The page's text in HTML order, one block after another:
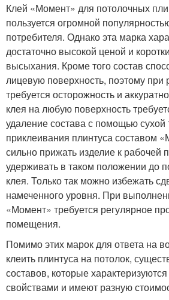
Клей «Момент» для потолочных
пользуется огромной
потребителя. Однако эта марка
достаточно высокой ценой и
высыхания. Кроме того состав
лицевую поверхность, поэтому при
требуется осторожность и
клея на любую поверхность
удаление состава с помощью сухой
приклеивания плинтуса составом
сильно прижать изделие к рабочей
удерживать в таком положении до
клея. Только так можно избежать
намеченного уровня. При
«Момент» требуется регулярное
помещения.
Помимо этих марок для ответа на
клеить плинтуса на потолок,
составов, которые
свойствами и имеют разную